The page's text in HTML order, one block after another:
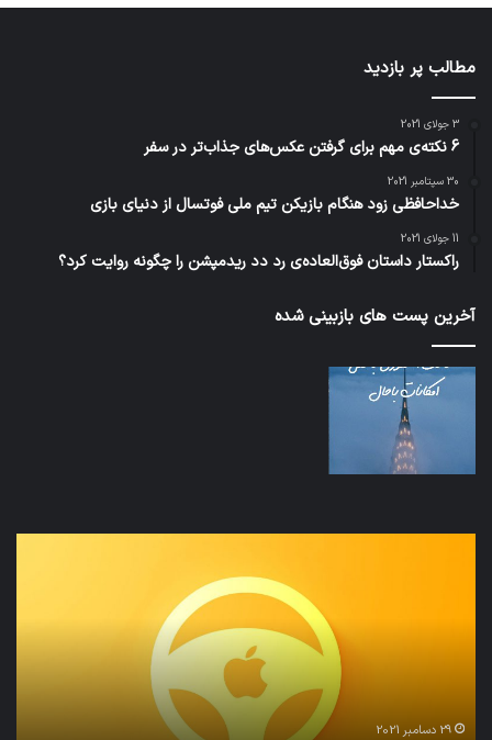
مطالب پر بازدید
3 جولای 2021
6 نکته‌ی مهم برای گرفتن عکس‌های جذاب‌تر در سفر
30 سپتامبر 2021
خداحافظی زود هنگام بازیکن تیم ملی فوتسال از دنیای بازی
11 جولای 2021
راکستار داستان فوق‌العاده‌ی رد دد ریدمپشن را چگونه روایت کرد؟
آخرین پست های بازبینی شده
29 دسامبر 2021